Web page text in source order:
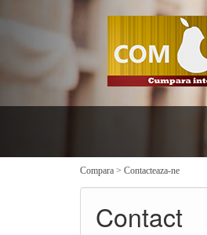
Compara > Contacteaza-ne
Contact